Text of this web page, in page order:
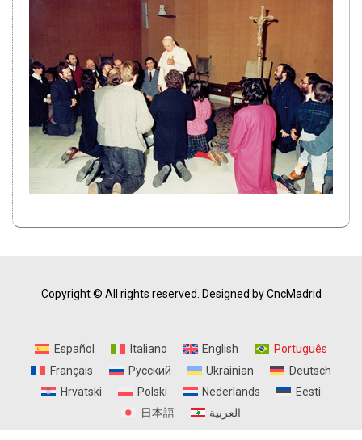
Copyright © All rights reserved. Designed by CncMadrid
Español Italiano English
Português
Français
Русский Ukrainian
Deutsch
Hrvatski
Polski Nederlands
Eesti
日本語
العربية